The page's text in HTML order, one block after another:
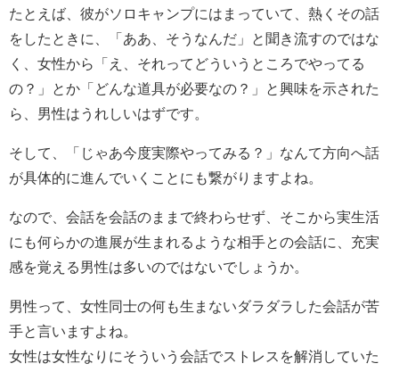
たとえば、彼がソロキャンプにはまっていて、熱くその話
をしたときに、「ああ、そうなんだ」と聞き流すのではな
く、女性から「え、それってどういうところでやってる
の？」とか「どんな道具が必要なの？」と興味を示された
ら、男性はうれしいはずです。
そして、「じゃあ今度実際やってみる？」なんて方向へ話
が具体的に進んでいくことにも繋がりますよね。
なので、会話を会話のままで終わらせず、そこから実生活
にも何らかの進展が生まれるような相手との会話に、充実
感を覚える男性は多いのではないでしょうか。
男性って、女性同士の何も生まないダラダラした会話が苦
手と言いますよね。
女性は女性なりにそういう会話でストレスを解消していた